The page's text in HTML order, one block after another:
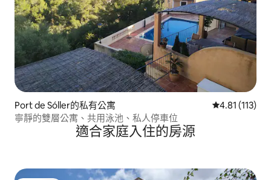
Port de Sóller的私有公寓 從 113 則評價
4.81 (113)
寧靜的雙層公寓、共用泳池、私人停車位
適合家庭入住的房源